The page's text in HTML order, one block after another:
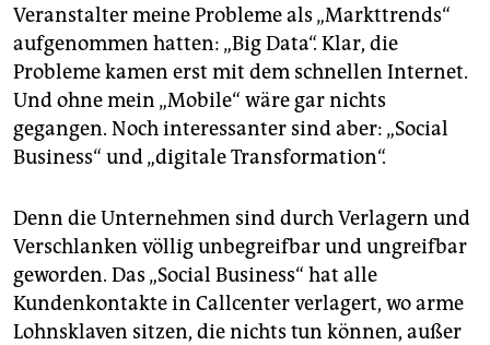
Veranstalter meine Probleme als „Markttrends“
aufgenommen hatten: „Big Data“. Klar, die
Probleme kamen erst mit dem schnellen Internet.
Und ohne mein „Mobile“ wäre gar nichts
gegangen. Noch interessanter sind aber: „Social
Business“ und „digitale Transformation“.
Denn die Unternehmen sind durch Verlagern und
Verschlanken völlig unbegreifbar und ungreifbar
geworden. Das „Social Business“ hat alle
Kundenkontakte in Callcenter verlagert, wo arme
Lohnsklaven sitzen, die nichts tun können, außer